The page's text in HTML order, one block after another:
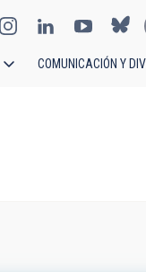
COMUNICACIÓN Y